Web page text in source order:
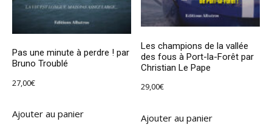
Pas une minute à perdre ! par
Bruno Troublé
27,00€
Ajouter au panier
Les champions de la vallée
des fous à Port-la-Forêt par
Christian Le Pape
29,00€
Ajouter au panier